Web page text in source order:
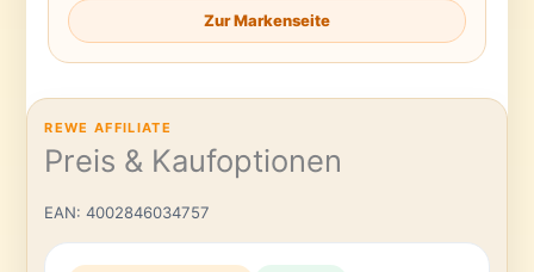
Zur Markenseite
REWE AFFILIATE
Preis & Kaufoptionen
EAN: 4002846034757